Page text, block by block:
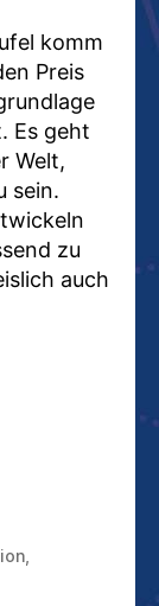
komm
Preis
Es geht
Welt,
sein.
zu
auch